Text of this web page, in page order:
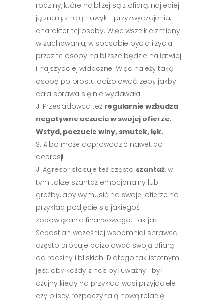
rodziny, które najbliżej są z ofiarą, najlepiej
ją znają, znają nawyki i przyzwyczajenia,
charakter tej osoby. Więc wszelkie zmiany
w zachowaniu, w sposobie bycia i życia
przez te osoby najbliższe będzie najłatwiej
i najszybciej widoczne. Więc należy taką
osobę po prostu odizolować, żeby jakby
cała sprawa się nie wydawała.
J: Prześladowca też regularnie wzbudza
negatywne uczucia w swojej ofierze.
Wstyd, poczucie winy, smutek, lęk.
S: Albo może doprowadzić nawet do
depresji.
J: Agresor stosuje też często szantaż, w
tym także szantaż emocjonalny lub
groźby, aby wymusić na swojej ofierze na
przykład podjęcie się jakiegoś
zobowiązania finansowego. Tak jak
Sebastian wcześniej wspomniał sprawca
często próbuje odizolować swoją ofiarą
od rodziny i bliskich. Dlatego tak istotnym
jest, aby każdy z nas był uważny i był
czujny kiedy na przykład wasi przyjaciele
czy bliscy rozpoczynają nową relację